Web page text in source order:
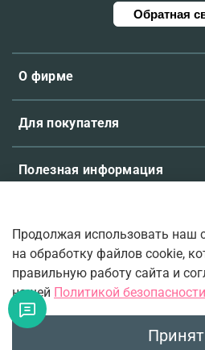
О фирме
Для покупателя
Полезная информация
Обратная
© 2026 Molecule.ee. Все права
Ваш верный проводник во
Продолжая использовать наш
на обработку файлов cookie,
правильную работу сайта и
нашей Политикой безопасности